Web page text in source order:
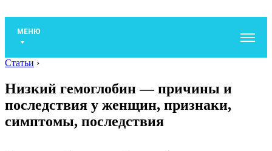
МЕНЮ
Статьи ›
Низкий гемоглобин — причины и
последствия у женщин, признаки,
симптомы, последствия